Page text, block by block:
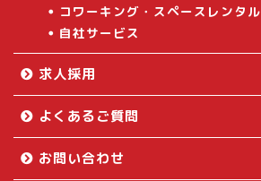
コワーキング・スペースレンタル
自社サービス
求人採用
よくあるご質問
お問い合わせ